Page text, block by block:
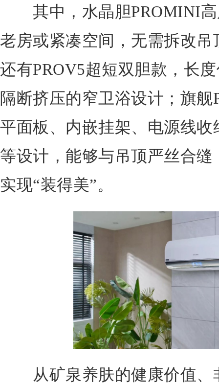
其中，水晶胆PROMINI高
老房或紧凑空间，无需拆改
还有PROV5超短双胆款，长
隔断挤压的窄卫浴设计；旗
平面板、内嵌挂架、电源线
等设计，能够与吊顶严丝合缝
实现“装得美”。
从矿泉养肤的健康价值、